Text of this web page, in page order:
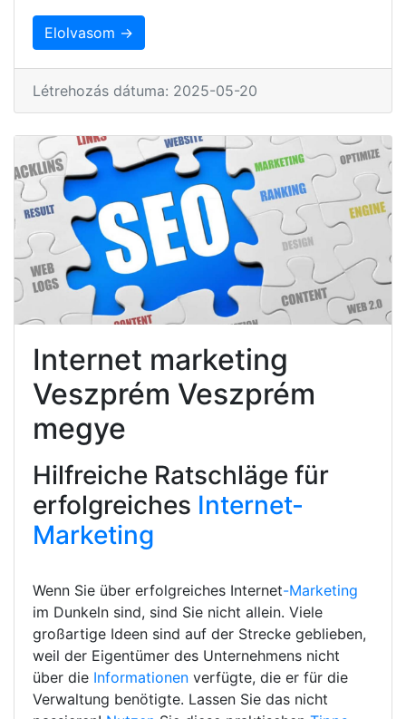
Elolvasom →
Létrehozás dátuma: 2025-05-20
Internet marketing
Veszprém Veszprém
megye
Hilfreiche Ratschläge für
erfolgreiches Internet-
Marketing
Wenn Sie über erfolgreiches Internet-Marketing
im Dunkeln sind, sind Sie nicht allein. Viele
großartige Ideen sind auf der Strecke geblieben,
weil der Eigentümer des Unternehmens nicht
über die Informationen verfügte, die er für die
Verwaltung benötigte. Lassen Sie das nicht